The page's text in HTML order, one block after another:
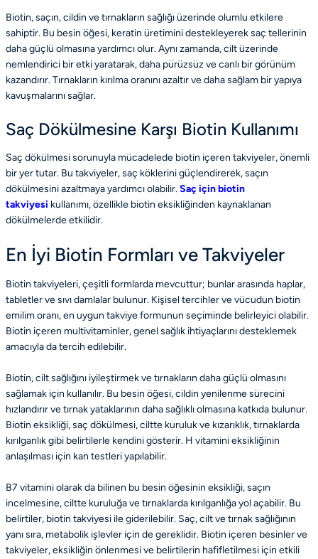
Biotin, saçın, cildin ve tırnakların sağlığı üzerinde olumlu etkilere
sahiptir. Bu besin öğesi, keratin üretimini destekleyerek saç tellerinin
daha güçlü olmasına yardımcı olur. Aynı zamanda, cilt üzerinde
nemlendirici bir etki yaratarak, daha pürüzsüz ve canlı bir görünüm
kazandırır. Tırnakların kırılma oranını azaltır ve daha sağlam bir yapıya
kavuşmalarını sağlar.
Saç Dökülmesine Karşı Biotin Kullanımı
Saç dökülmesi sorunuyla mücadelede biotin içeren takviyeler, önemli
bir yer tutar. Bu takviyeler, saç köklerini güçlendirerek, saçın
dökülmesini azaltmaya yardımcı olabilir.Saç için biotin
takviyesi kullanımı, özellikle biotin eksikliğinden kaynaklanan
dökülmelerde etkilidir.
En İyi Biotin Formları ve Takviyeler
Biotin takviyeleri, çeşitli formlarda mevcuttur; bunlar arasında haplar,
tabletler ve sıvı damlalar bulunur. Kişisel tercihler ve vücudun biotin
emilim oranı, en uygun takviye formunun seçiminde belirleyici olabilir.
Biotin içeren multivitaminler, genel sağlık ihtiyaçlarını desteklemek
amacıyla da tercih edilebilir.
Biotin, cilt sağlığını iyileştirmek ve tırnakların daha güçlü olmasını
sağlamak için kullanılır. Bu besin öğesi, cildin yenilenme sürecini
hızlandırır ve tırnak yataklarının daha sağlıklı olmasına katkıda bulunur.
Biotin eksikliği, saç dökülmesi, ciltte kuruluk ve kızarıklık, tırnaklarda
kırılganlık gibi belirtilerle kendini gösterir. H vitamini eksikliğinin
anlaşılması için kan testleri yapılabilir.
B7 vitamini olarak da bilinen bu besin öğesinin eksikliği, saçın
incelmesine, ciltte kuruluğa ve tırnaklarda kırılganlığa yol açabilir. Bu
belirtiler, biotin takviyesi ile giderilebilir. Saç, cilt ve tırnak sağlığının
yanı sıra, metabolik işlevler için de gereklidir. Biotin içeren besinler ve
takviyeler, eksikliğin önlenmesi ve belirtilerin hafifletilmesi için etkili